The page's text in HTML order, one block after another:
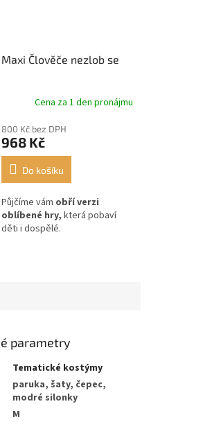
Maxi Člověče nezlob se
Cena za 1 den pronájmu
800 Kč bez DPH
968 Kč
Do košíku
Půjčíme vám obří verzi
oblíbené hry, která pobaví
děti i dospělé.
parametry
Tematické kostýmy
paruka, šaty, čepec,
modré silonky
M